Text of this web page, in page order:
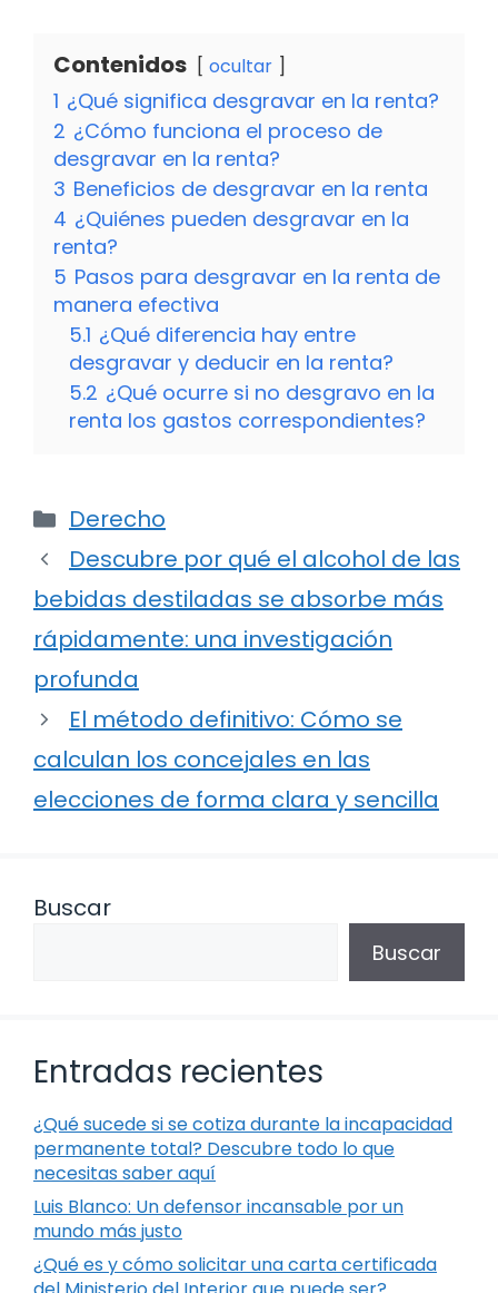
Contenidos ocultar
1 ¿Qué significa desgravar en la renta?
2 ¿Cómo funciona el proceso de
desgravar en la renta?
3 Beneficios de desgravar en la renta
4 ¿Quiénes pueden desgravar en la
renta?
5 Pasos para desgravar en la renta de
manera efectiva
5.1 ¿Qué diferencia hay entre
desgravar y deducir en la renta?
5.2 ¿Qué ocurre si no desgravo en la
renta los gastos correspondientes?
Categorías
Derecho
Descubre por qué el alcohol de las
bebidas destiladas se absorbe más
rápidamente: una investigación
profunda
El método definitivo: Cómo se
calculan los concejales en las
elecciones de forma clara y sencilla
Buscar
Buscar
Entradas recientes
¿Qué sucede si se cotiza durante la incapacidad
permanente total? Descubre todo lo que
necesitas saber aquí
Luis Blanco: Un defensor incansable por un
mundo más justo
¿Qué es y cómo solicitar una carta certificada